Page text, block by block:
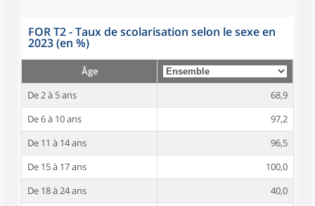
FOR T2 - Taux de scolarisation selon le sexe en
2023 (en %)
Âge
De 2 à 5 ans
68,9
De 6 à 10 ans
97,2
De 11 à 14 ans
96,5
De 15 à 17 ans
100,0
De 18 à 24 ans
40,0